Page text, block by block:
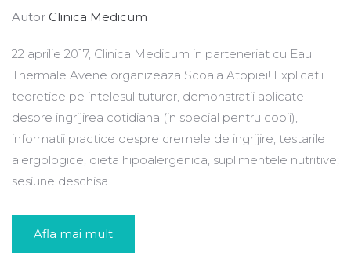
Autor Clinica Medicum
22 aprilie 2017, Clinica Medicum in parteneriat cu Eau
Thermale Avene organizeaza Scoala Atopiei! Explicatii
teoretice pe intelesul tuturor, demonstratii aplicate
despre ingrijirea cotidiana (in special pentru copii),
informatii practice despre cremele de ingrijire, testarile
alergologice, dieta hipoalergenica, suplimentele nutritive;
sesiune deschisa...
Afla mai mult